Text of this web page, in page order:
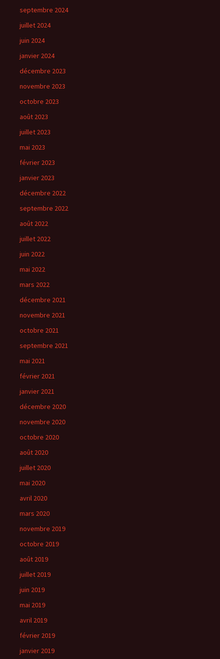
septembre 2024
juillet 2024
juin 2024
janvier 2024
décembre 2023
novembre 2023
octobre 2023
août 2023
juillet 2023
mai 2023
février 2023
janvier 2023
décembre 2022
septembre 2022
août 2022
juillet 2022
juin 2022
mai 2022
mars 2022
décembre 2021
novembre 2021
octobre 2021
septembre 2021
mai 2021
février 2021
janvier 2021
décembre 2020
novembre 2020
octobre 2020
août 2020
juillet 2020
mai 2020
avril 2020
mars 2020
novembre 2019
octobre 2019
août 2019
juillet 2019
juin 2019
mai 2019
avril 2019
février 2019
janvier 2019